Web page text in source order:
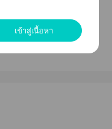
เข้าสู่เนื้อหา